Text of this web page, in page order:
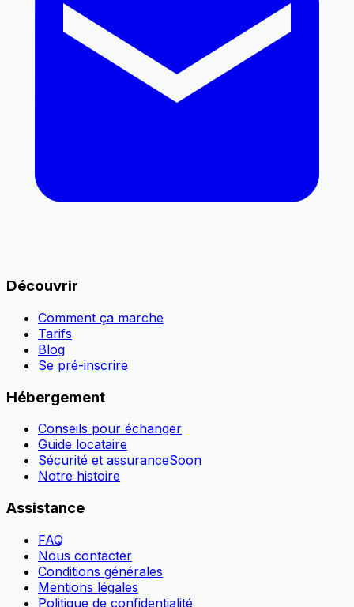
Découvrir
Comment ça marche
Tarifs
Blog
Se pré-inscrire
Hébergement
Conseils pour échanger
Guide locataire
Sécurité et assuranceSoon
Notre histoire
Assistance
FAQ
Nous contacter
Conditions générales
Mentions légales
Politique de confidentialité